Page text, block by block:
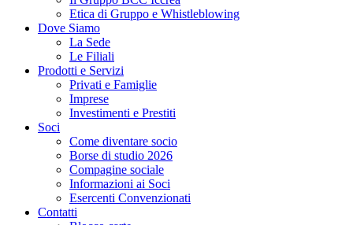
Etica di Gruppo e Whistleblowing
Dove Siamo
La Sede
Le Filiali
Prodotti e Servizi
Privati e Famiglie
Imprese
Investimenti e Prestiti
Soci
Come diventare socio
Borse di studio 2026
Compagine sociale
Informazioni ai Soci
Esercenti Convenzionati
Contatti